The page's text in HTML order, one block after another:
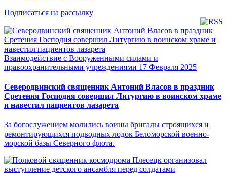
Подписаться на рассылку
Взаимодействие с Вооруженными силами и
правоохранительными учреждениями 17 Февраля 2025
Северодвинский священник Антоний Власов в праздник
Сретения Господня совершил Литургию в воинском храме
и навестил пациентов лазарета
За богослужением молились воины бригады строящихся и
ремонтирующихся подводных лодок Беломорской военно-
морской базы Северного флота.